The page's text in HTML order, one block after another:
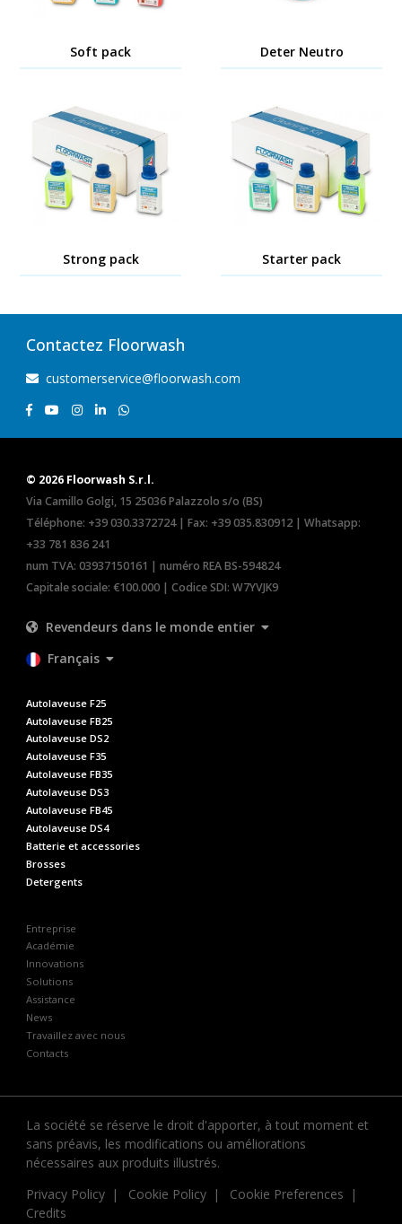
Soft pack Deter Neutro
Strong pack Starter pack
Contactez Floorwash
customerservice@floorwash.com
© 2026 Floorwash S.r.l.
Via Camillo Golgi, 15 25036 Palazzolo s/o (BS)
Téléphone: +39 030.3372724| Fax: +39 035.830912 | Whatsapp:
+33 781 836 241
num TVA: 03937150161 | numéro REA BS-594824
Capitale sociale: €100.000 | Codice SDI: W7YVJK9
Revendeurs dans le monde entier
Français
Autolaveuse F25
Autolaveuse FB25
Autolaveuse DS2
Autolaveuse F35
Autolaveuse FB35
Autolaveuse DS3
Autolaveuse FB45
Autolaveuse DS4
Batterie et accessories
Brosses
Detergents
Entreprise
Académie
Innovations
Solutions
Assistance
News
Travaillez avec nous
Contacts
La société se réserve le droit d'apporter, à tout moment et
sans préavis, les modifications ou améliorations
nécessaires aux produits illustrés.
Privacy Policy
Cookie Policy
Cookie Preferences
Credits